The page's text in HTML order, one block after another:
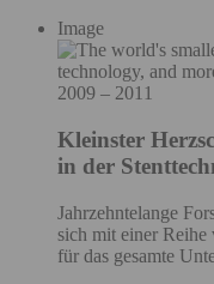
Image
2009 – 2011
Kleinster
in der
Jahrzehntelange
sich mit einer Reihe
für das gesamte